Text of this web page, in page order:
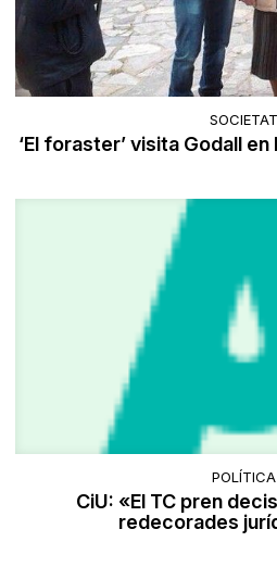
SOCIETAT
‘El foraster’ visita Godall
POLÍTICA
CiU: «El TC pren
redecorades